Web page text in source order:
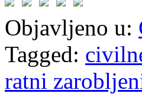
Objavljeno u:
Tagged:
ratni